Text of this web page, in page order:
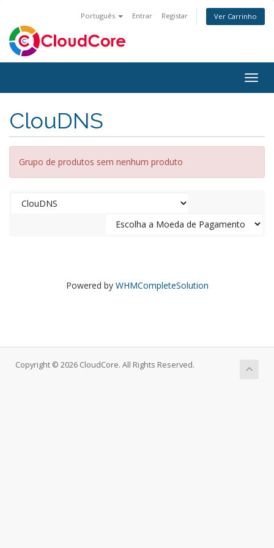
Português Entrar Registar Ver Carrinho
ClouDNS
Grupo de produtos sem nenhum produto
Powered by WHMCompleteSolution
Copyright © 2026 CloudCore. All Rights Reserved.